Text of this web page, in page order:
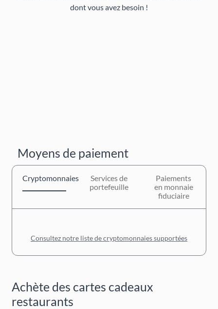
dont vous avez besoin !
Moyens de paiement
Cryptomonnaies
Services de
portefeuille
Paiements
en monnaie
fiduciaire
Consultez notre liste de cryptomonnaies supportées
Achète des cartes cadeaux
restaurants